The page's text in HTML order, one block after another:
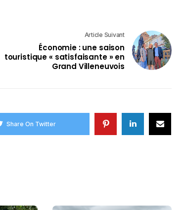
Article Suivant
Économie : une saison
touristique « satisfaisante » en
Grand Villeneuvois
Share On Twitter